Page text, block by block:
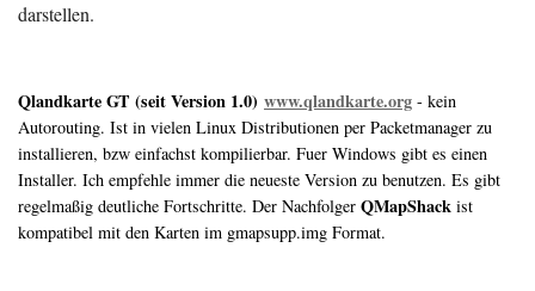
darstellen.
Qlandkarte GT (seit Version 1.0) www.qlandkarte.org - kein
Autorouting. Ist in vielen Linux Distributionen per Packetmanager zu
installieren, bzw einfachst kompilierbar. Fuer Windows gibt es einen
Installer. Ich empfehle immer die neueste Version zu benutzen. Es gibt
regelmaßig deutliche Fortschritte. Der Nachfolger QMapShack ist
kompatibel mit den Karten im gmapsupp.img Format.